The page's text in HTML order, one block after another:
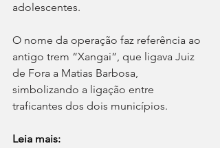
adolescentes.
O nome da operação faz referência ao
antigo trem “Xangai”, que ligava Juiz
de Fora a Matias Barbosa,
simbolizando a ligação entre
traficantes dos dois municípios.
Leia mais: